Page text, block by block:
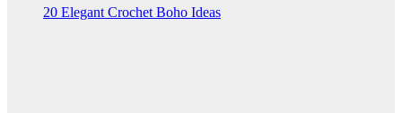
20 Elegant Crochet Boho Ideas